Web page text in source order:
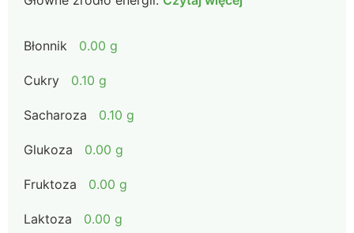
Błonnik 0.00 g
Cukry 0.10 g
Sacharoza 0.10 g
Glukoza 0.00 g
Fruktoza 0.00 g
Laktoza 0.00 g